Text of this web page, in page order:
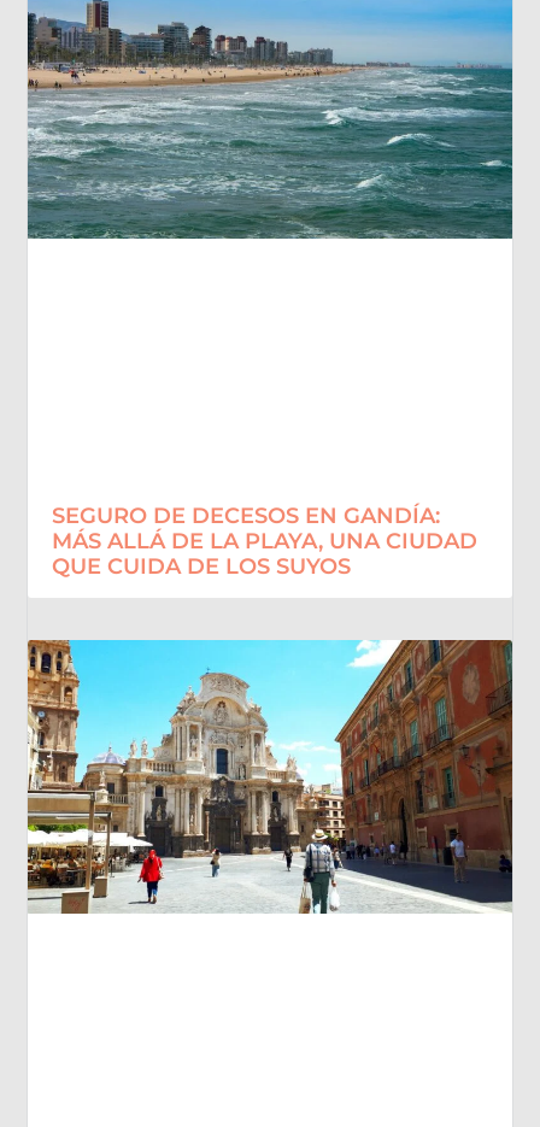
SEGURO DE DECESOS EN GANDÍA:
MÁS ALLÁ DE LA PLAYA, UNA CIUDAD
QUE CUIDA DE LOS SUYOS